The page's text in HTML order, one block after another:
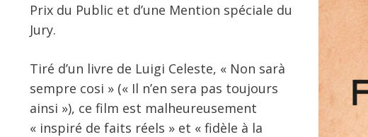
Prix du Public et d’une Mention spéciale du
Jury.
Tiré d’un livre de Luigi Celeste, « Non sarà
sempre cosi » (« Il n’en sera pas toujours
ainsi »), ce film est malheureusement
« inspiré de faits réels » et « fidèle à la